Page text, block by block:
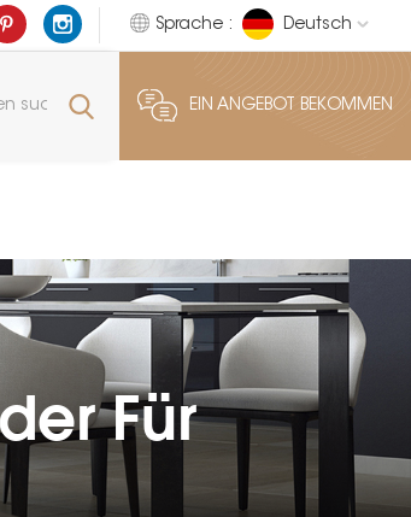
Sprache : Deutsch
EIN ANGEBOT BEKOMMEN
Für